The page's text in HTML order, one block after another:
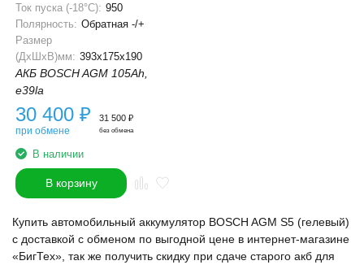
Ток пуска (-18°С): 950
Полярность: Обратная -/+
Размер
(ДхШхВ)мм: 393x175x190
АКБ BOSCH AGM 105Ah,
e39la
30 400 ₽
при обмене
31 500 ₽
без обмена
В наличии
В корзину
Купить автомобильный аккумулятор BOSCH AGM S5 (гелевый)
с доставкой с обменом по выгодной цене в интернет-магазине
«БигТех», так же получить скидку при сдаче старого акб для